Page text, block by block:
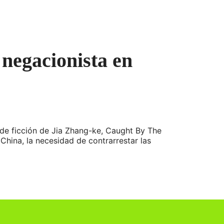
en
ficción de Jia Zhang-ke, Caught By The
la necesidad de contrarrestar las